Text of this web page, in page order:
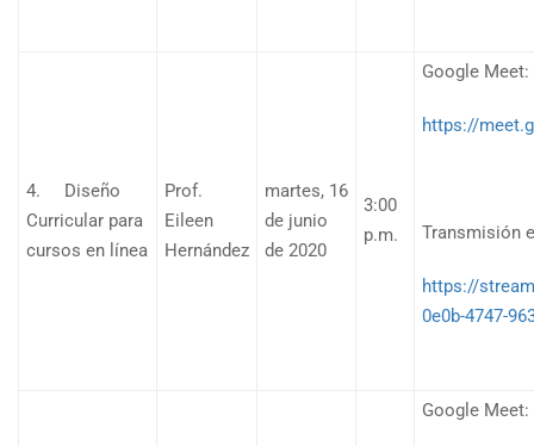
4. Diseño
Curricular para
cursos en línea
Prof.
Eileen
Hernández
martes, 16
de junio
de 2020
3:00
p.m.
Google Meet:
https://
Transmisión
https://
0e0b-4747-
Google Meet: